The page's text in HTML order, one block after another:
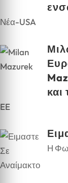
Νέα-USA
και
EE
Η